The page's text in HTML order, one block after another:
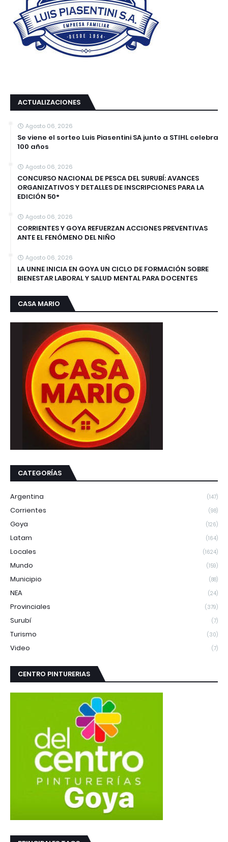
ACTUALIZACIONES
Agosto 06, 2026
Se viene el sorteo Luis Piasentini SA junto a STIHL celebra
100 años
Agosto 06, 2026
CONCURSO NACIONAL DE PESCA DEL SURUBÍ: AVANCES
ORGANIZATIVOS Y DETALLES DE INSCRIPCIONES PARA LA
EDICIÓN 50°
Agosto 06, 2026
CORRIENTES Y GOYA REFUERZAN ACCIONES PREVENTIVAS
ANTE EL FENÓMENO DEL NIÑO
Agosto 06, 2026
LA UNNE INICIA EN GOYA UN CICLO DE FORMACIÓN SOBRE
BIENESTAR LABORAL Y SALUD MENTAL PARA DOCENTES
CASA MARIO
CATEGORÍAS
Argentina (147)
Corrientes (98)
Goya (126)
Latam (164)
Locales (1624)
Mundo (159)
Municipio (88)
NEA (24)
Provinciales (379)
Surubí (7)
Turismo (30)
Video (7)
CENTRO PINTURERIAS